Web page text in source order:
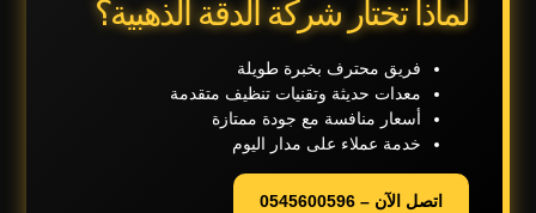
لماذا تختار شركة الدقة الذهبية؟
فريق محترف بخبرة طويلة
معدات حديثة وتقنيات تنظيف متقدمة
أسعار منافسة مع جودة ممتازة
خدمة عملاء على مدار اليوم
اتصل الآن – 0545600596